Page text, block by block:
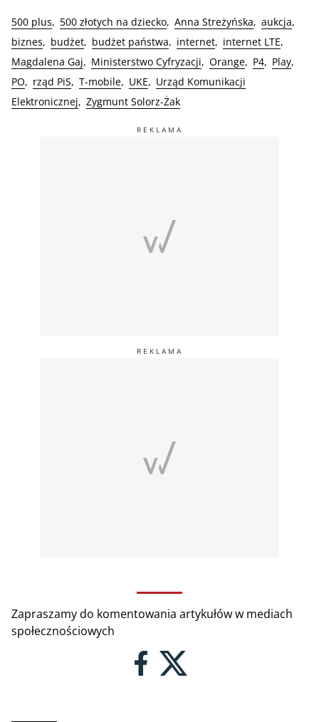
500 plus 500 złotych na dziecko Anna Streżyńska
aukcja
biznes
budżet budżet państwa internet
internet LTE
Magdalena Gaj
Ministerstwo Cyfryzacji Orange P4
Play
PO
rząd PiS T-mobile UKE
Urząd Komunikacji
Elektronicznej
Zygmunt Solorz-Żak
Zapraszamy do komentowania artykułów w mediach
społecznościowych